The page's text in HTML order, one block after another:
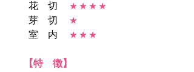
花 切 ★ ★ ★ ★
芽 切 ★
室 内 ★ ★ ★
【特 徴】